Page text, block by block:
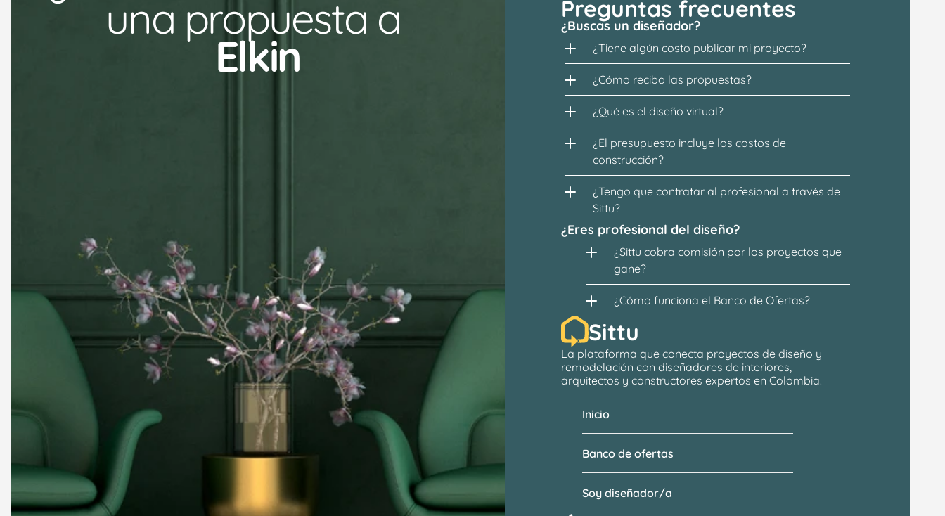
una propuesta a
Elkin
Preguntas frecuentes
¿Buscas un diseñador?
¿Tiene algún costo publicar mi proyecto?
¿Cómo recibo las propuestas?
¿Qué es el diseño virtual?
¿El presupuesto incluye los costos de
construcción?
¿Tengo que contratar al profesional a través de
Sittu?
¿Eres profesional del diseño?
¿Sittu cobra comisión por los proyectos que
gane?
¿Cómo funciona el Banco de Ofertas?
Sittu
La plataforma que conecta proyectos de diseño y
remodelación con diseñadores de interiores,
arquitectos y constructores expertos en Colombia.
Banco de ofertas
Soy diseñador/a
Inicio